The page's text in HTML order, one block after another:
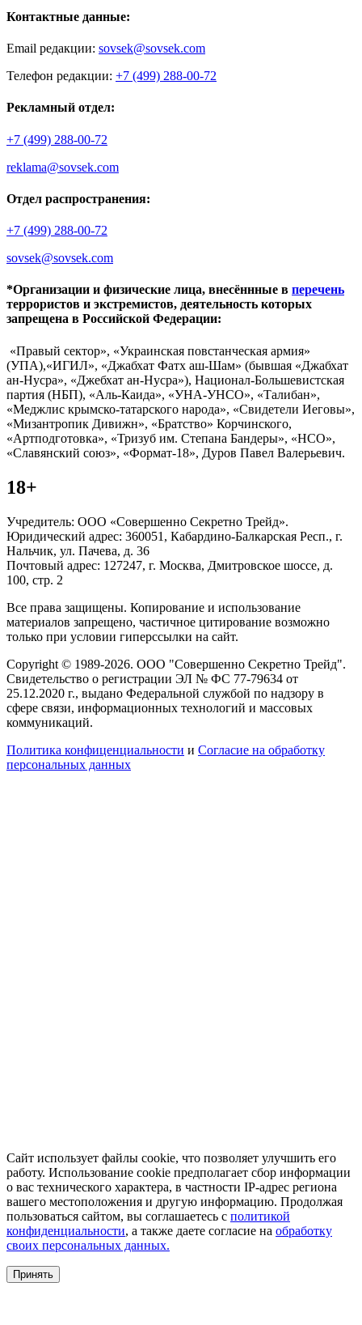
Контактные данные:
Email редакции: sovsek@sovsek.com
Телефон редакции: +7 (499) 288-00-72
Рекламный отдел:
+7 (499) 288-00-72
reklama@sovsek.com
Отдел распространения:
+7 (499) 288-00-72
sovsek@sovsek.com
*Организации и физические лица, внесённные в перечень
террористов и экстремистов, деятельность которых
запрещена в Российской Федерации:
«Правый сектор», «Украинская повстанческая армия»
(УПА),«ИГИЛ», «Джабхат Фатх аш-Шам» (бывшая «Джабхат
ан-Нусра», «Джебхат ан-Нусра»), Национал-Большевистская
партия (НБП), «Аль-Каида», «УНА-УНСО», «Талибан»,
«Меджлис крымско-татарского народа», «Свидетели Иеговы»,
«Мизантропик Дивижн», «Братство» Корчинского,
«Артподготовка», «Тризуб им. Степана Бандеры», «НСО»,
«Славянский союз», «Формат-18», Дуров Павел Валерьевич.
18+
Учредитель: ООО «Совершенно Секретно Трейд».
Юридический адрес: 360051, Кабардино-Балкарская Респ., г.
Нальчик, ул. Пачева, д. 36
Почтовый адрес: 127247, г. Москва, Дмитровское шоссе, д.
100, стр. 2
Все права защищены. Копирование и использование
материалов запрещено, частичное цитирование возможно
только при условии гиперссылки на сайт.
Copyright © 1989-2026. ООО "Совершенно Секретно Трейд".
Свидетельство о регистрации ЭЛ № ФС 77-79634 от
25.12.2020 г., выдано Федеральной службой по надзору в
сфере связи, информационных технологий и массовых
коммуникаций.
Политика конфиценциальности и Согласие на обработку
персональных данных
Сайт использует файлы cookie, что позволяет улучшить его
работу. Использование cookie предполагает сбор информации
о вас технического характера, в частности IP-адрес региона
вашего местоположения и другую информацию. Продолжая
пользоваться сайтом, вы соглашаетесь с политикой
конфиденциальности, а также даете согласие на обработку
своих персональных данных.
Принять